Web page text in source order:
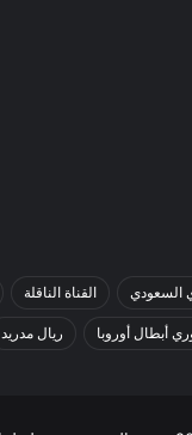
السعودي القناة الناقلة
أبطال أوروبا ريال مدريد